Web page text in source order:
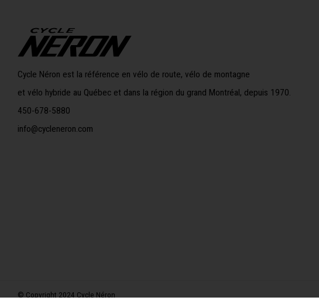
Cycle Néron est la référence en vélo de route, vélo de montagne
et vélo hybride au Québec et dans la région du grand Montréal, depuis 1970.
450-678-5880
info@cycleneron.com